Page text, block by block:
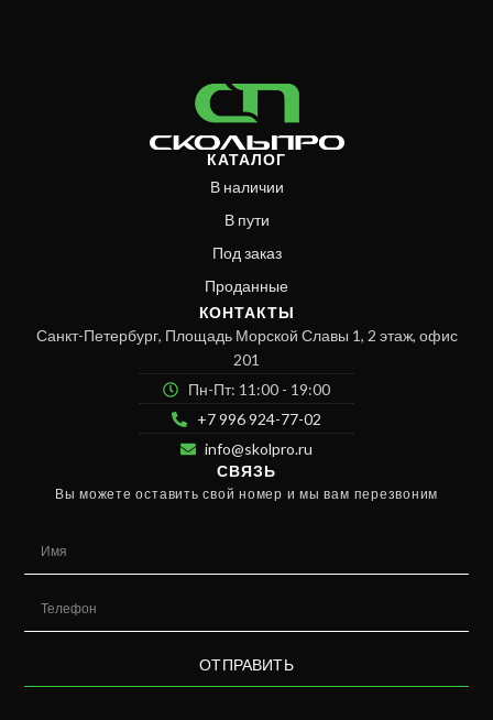
КАТАЛОГ
В наличии
В пути
Под заказ
Проданные
КОНТАКТЫ
Санкт-Петербург, Площадь Морской Славы 1, 2 этаж, офис
201
Пн-Пт: 11:00 - 19:00
+7 996 924-77-02
info@skolpro.ru
СВЯЗЬ
Вы можете оставить свой номер и мы вам перезвоним
ОТПРАВИТЬ